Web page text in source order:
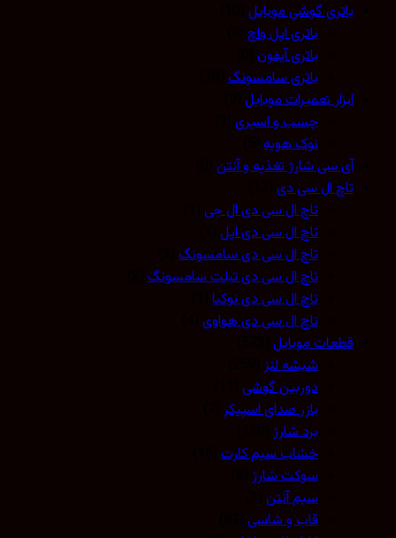
باتری گوشی موبایل(10)
باتری اپل واچ(0)
باتری آیفون(0)
باتری سامسونگ(10)
ابزار تعمیرات موبایل(9)
چسب و اسپری(3)
نوک هویه(5)
آی سی شارژ تغذیه و آنتن(0)
تاچ ال سی دی(12)
تاچ ال سی دی ال جی(1)
تاچ ال سی دی اپل(1)
تاچ ال سی دی سامسونگ(3)
تاچ ال سی دی تبلت سامسونگ(2)
تاچ ال سی دی نوکیا (1)
تاچ ال سی دی هواوی(4)
قطعات موبایل(573)
شیشه لنز(259)
دوربین گوشی(11)
بازر صدای اسپیکر(7)
برد شارژ(150)
خشاب سیم کارت(16)
سوکت شارژ(8)
سیم آنتن(3)
قاب و شاسی(81)